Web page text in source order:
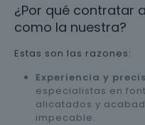
¿Por qué contratar
como la nuestra?
Estas son las razones:
Experiencia y
especialistas en
alicatados y
impecable.